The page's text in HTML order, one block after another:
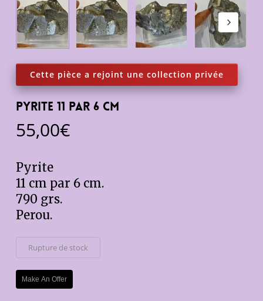
Pyrite 11 par 6 cm
55,00€
Pyrite
11 cm par 6 cm.
790 grs.
Perou.
Rupture de stock
Make An Offer